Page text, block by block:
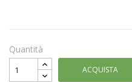
Quantità
ACQUISTA